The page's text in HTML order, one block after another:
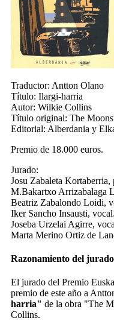
Traductor: Antton Olano
Título: Ilargi-harria
Autor: Wilkie Collins
Título original: The
Editorial: Alberdania y
Premio de 18.000 euros.
Jurado:
Josu Zabaleta Kortaberria,
M.Bakartxo Arrizabalaga
Beatriz Zabalondo Loidi,
Iker Sancho Insausti, vocal.
Joseba Urzelai Agirre,
Marta Merino Ortiz de
Razonamiento del jurado
El jurado del Premio
premio de este año a
harria" de la obra "The
Collins.